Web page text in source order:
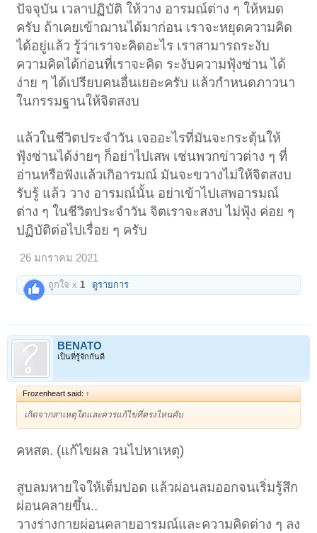
ปัจจุบัน เวลาปฏิบัติ ให้วาง อารมณ์ต่าง ๆ ให้หมด
ครับ ถ้าเคยเข้าฌานได้มาก่อน เราจะหยุดความคิด
ได้อยู่แล้ว รู้ว่าเราจะคิดอะไร เราสามารถระงับ
ความคิดได้ก่อนที่เราจะคิด ระงับความฟุ้งซ่าน ได้
ง่าย ๆ ได้เปรียบคนอื่นเยอะครับ แล้วกำหนดภาวนา
ในกรรมฐานให้จิตสงบ
แล้วในชีวิตประจำวัน เจออะไรที่มันจะกระตุ้นให้
ฟุ้งซ่านได้ง่ายๆ ก็อย่าไปเสพ เช่นพวกข่าวต่าง ๆ ที่
อ่านหรือฟังแล้วเกิอารมณ์ มันจะขวางไม่ให้จิตสงบ
รับรู้ แล้ว วาง อารมณ์นั้น อย่าเข้าไปเสพอารมณ์
ต่าง ๆ ในชีวิตประจำวัน จิตเราจะสงบ ไม่ฟุ้ง ค่อย ๆ
ปฏิบัติต่อไปเรื่อย ๆ ครับ
26 มกราคม 2021
ถูกใจ x1 ดูรายการ
BENATO
เป็นที่รู้จักกันดี
Frozenheart said: ↑
เกิดจากสาเหตุใดและควรแก้ไขที่ตรงไหนคับ
คหสต. (แก้ไขผล วนไปหาเหตุ)
สูบลมหายใจให้เต็มปอด แล้วผ่อนลมออกจนเริ่มรู้สึก
ผ่อนคลายขึ้น..
วางร่างกายผ่อนคลายอารมณ์และความคิดต่าง ๆ ลง